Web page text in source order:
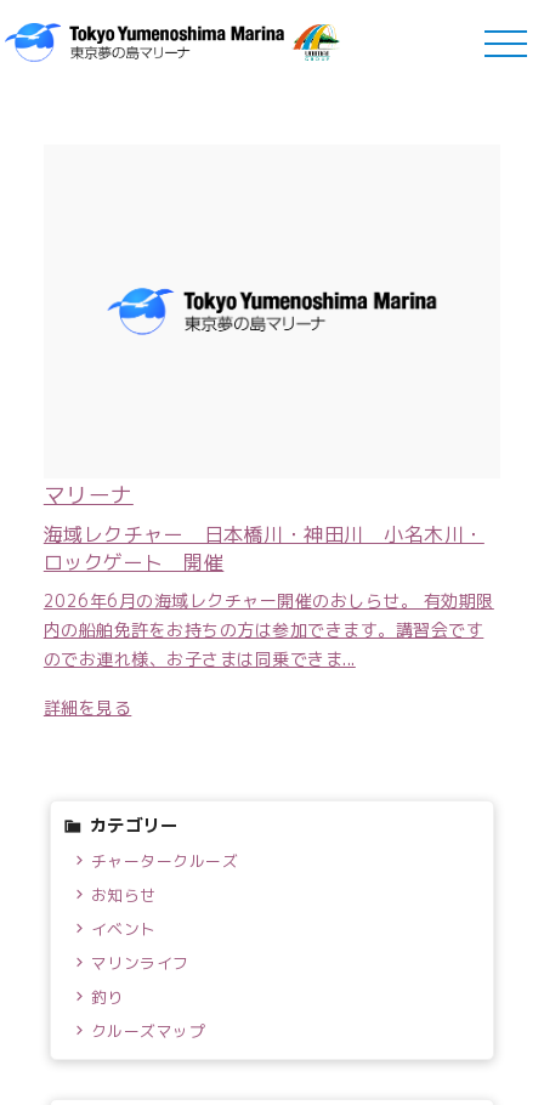
Marina
マリーナ
マリーナ
海域レクチャー 日本橋川・神田川 小名木川・
ロックゲート 開催
2026年6月の海域レクチャー開催のおしらせ。 有効期限
内の船舶免許をお持ちの方は参加できます。講習会です
のでお連れ様、お子さまは同乗できま...
詳細を見る
カテゴリー
チャータークルーズ
お知らせ
イベント
マリンライフ
釣り
クルーズマップ